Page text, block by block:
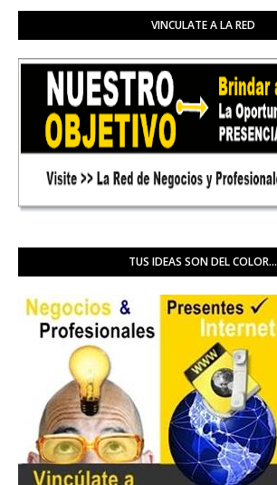
VINCULATE A LA RED
TUS IDEAS SON DEL COLOR...